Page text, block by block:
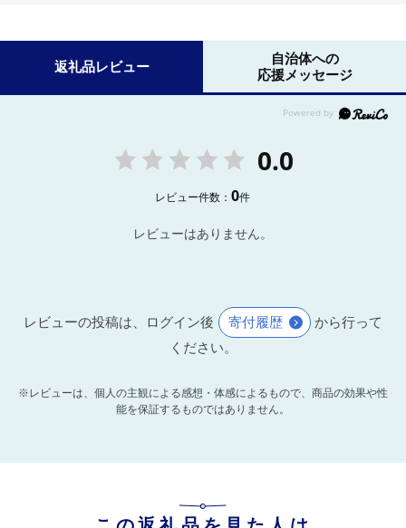
返礼品レビュー
自治体への
応援メッセージ
0.0
レビュー件数：0件
レビューはありません。
レビューの投稿は、ログイン後 寄付履歴
から行って
ください。
※レビューは、個人の主観による感想・体感によるもので、商品の効果や性
能を保証するものではありません。